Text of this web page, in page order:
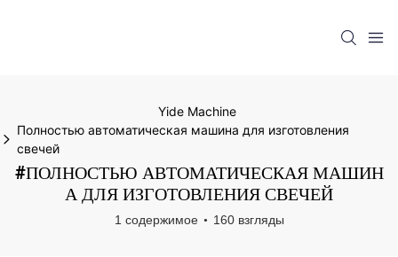
Yide Machine
Полностью автоматическая машина для изготовления
свечей
#ПОЛНОСТЬЮ АВТОМАТИЧЕСКАЯ МАШИН
А ДЛЯ ИЗГОТОВЛЕНИЯ СВЕЧЕЙ
1 содержимое 160 взгляды